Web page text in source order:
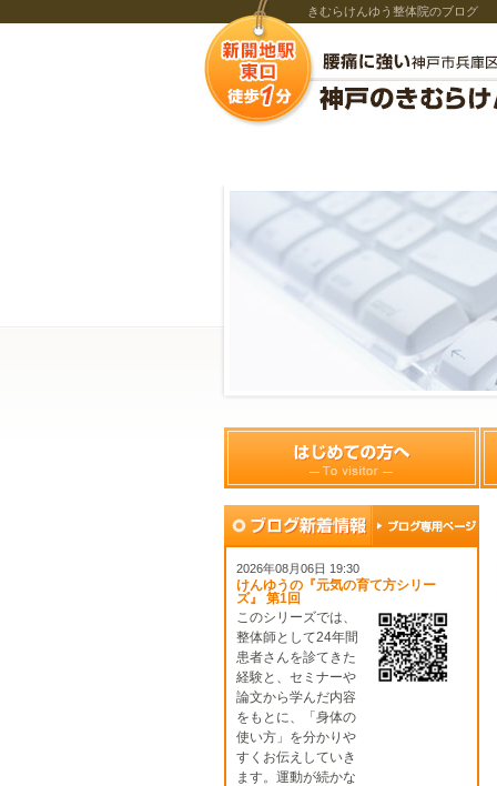
きむらけんゆう整体院のブログ
2026年08月06日 19:30
けんゆうの『元気の育て方シリー
ズ』 第1回
このシリーズでは、
整体師として24年間
患者さんを診てきた
経験と、セミナーや
論文から学んだ内容
をもとに、「身体の
使い方」を分かりや
すくお伝えしていき
ます。運動が続かな